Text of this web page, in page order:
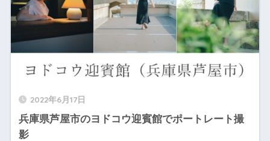
2022年6月17日
兵庫県芦屋市のヨドコウ迎賓館でポートレート撮
影